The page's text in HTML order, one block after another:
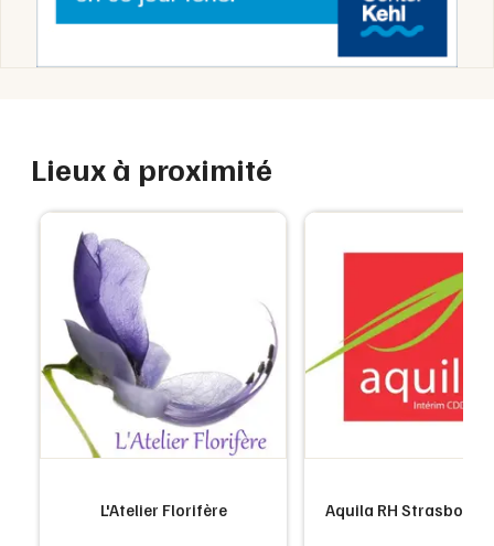
Lieux à proximité
L'Atelier Florifère Aquila RH Strasbourg